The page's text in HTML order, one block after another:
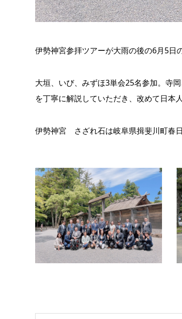
伊勢神宮参拝ツアーが大雨の後の6月5日
大垣、いび、みずほ3単会25名参加。寺
を丁寧に解説していただき、改めて日本
伊勢神宮 さざれ石は岐阜県揖斐川町春日